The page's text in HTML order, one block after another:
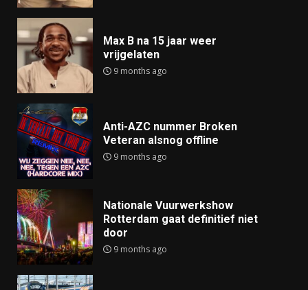
Max B na 15 jaar weer
vrijgelaten
9 months ago
Anti-AZC nummer Broken
Veteran alsnog offline
9 months ago
Nationale Vuurwerkshow
Rotterdam gaat definitief niet
door
9 months ago